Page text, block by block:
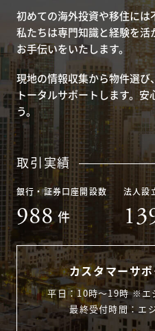
初めての海外投資や移住には
私たちは専門知識と経験を
お手伝いをいたします。
現地の情報収集から物件選び
トータルサポートします。安
う。
取引実績
銀行・証券口座開設数
988 件
法人設
カスタマーサ
平日：10時〜19時 ※エ
最終受付時間：エ